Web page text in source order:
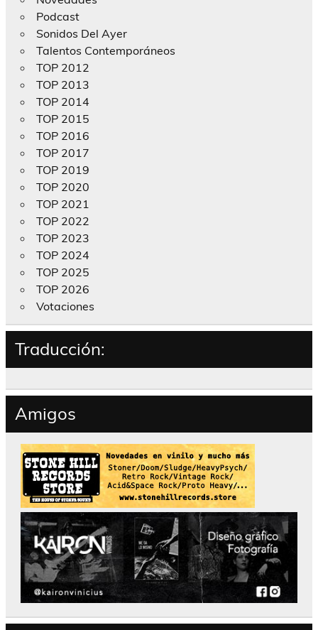
Podcast
Sonidos Del Ayer
Talentos Contemporáneos
TOP 2012
TOP 2013
TOP 2014
TOP 2015
TOP 2016
TOP 2017
TOP 2019
TOP 2020
TOP 2021
TOP 2022
TOP 2023
TOP 2024
TOP 2025
TOP 2026
Votaciones
Traducción:
Amigos